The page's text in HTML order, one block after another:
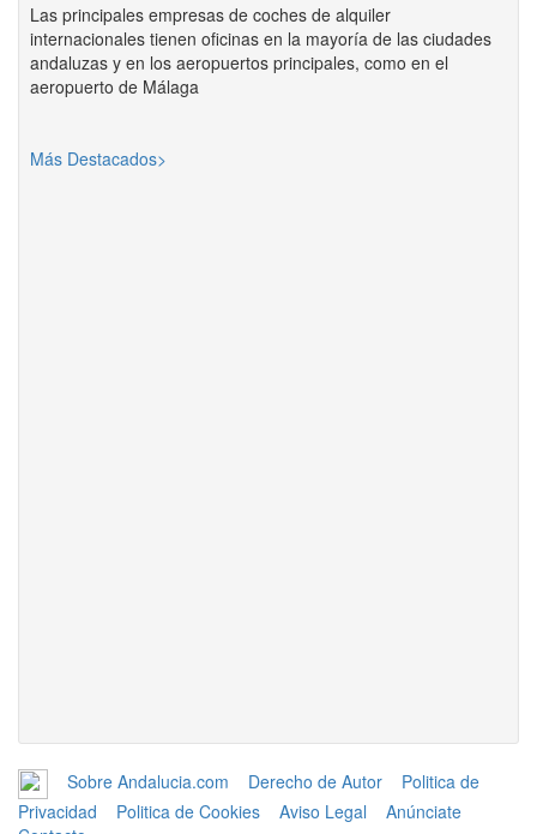
Las principales empresas de coches de alquiler
internacionales tienen oficinas en la mayoría de las ciudades
andaluzas y en los aeropuertos principales, como en el
aeropuerto de Málaga
Más Destacados>
Sobre Andalucia.com Derecho de Autor
Politica de
Privacidad
Politica de Cookies Aviso Legal
Anúnciate